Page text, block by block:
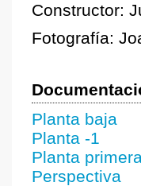
Constructor:
Fotografía:
Planta baja
Planta -1
Planta
Perspectiva